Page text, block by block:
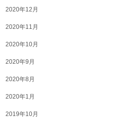
2020年12月
2020年11月
2020年10月
2020年9月
2020年8月
2020年1月
2019年10月